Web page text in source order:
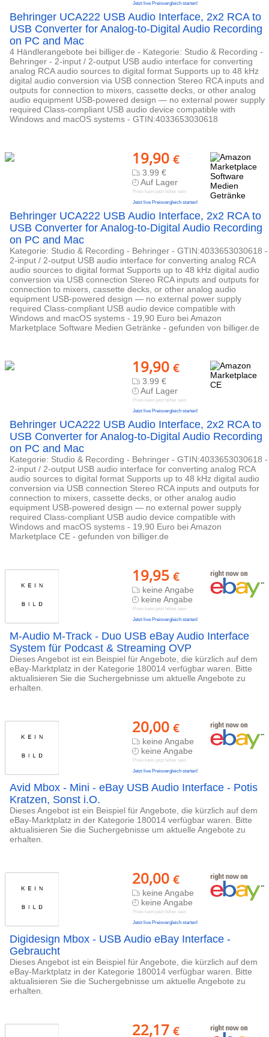
Jetzt live Preisvergleich starten!
Behringer UCA222 USB Audio Interface, 2x2 RCA to
USB Converter for Analog-to-Digital Audio Recording
on PC and Mac
4 Händlerangebote bei billiger.de - Kategorie: Studio & Recording -
Behringer - 2-input / 2-output USB audio interface for converting
analog RCA audio sources to digital format Supports up to 48 kHz
digital audio conversion via USB connection Stereo RCA inputs and
outputs for connection to mixers, cassette decks, or other analog
audio equipment USB-powered design — no external power supply
required Class-compliant USB audio device compatible with
Windows and macOS systems - GTIN:4033653030618
19,90 €
3.99 €
Auf Lager
Preis kann jetzt höher sein
Jetzt live Preisvergleich starten!
Behringer UCA222 USB Audio Interface, 2x2 RCA to
USB Converter for Analog-to-Digital Audio Recording
on PC and Mac
Kategorie: Studio & Recording - Behringer - GTIN:4033653030618 -
2-input / 2-output USB audio interface for converting analog RCA
audio sources to digital format Supports up to 48 kHz digital audio
conversion via USB connection Stereo RCA inputs and outputs for
connection to mixers, cassette decks, or other analog audio
equipment USB-powered design — no external power supply
required Class-compliant USB audio device compatible with
Windows and macOS systems - 19,90 Euro bei Amazon
Marketplace Software Medien Getränke - gefunden von billiger.de
19,90 €
3.99 €
Auf Lager
Preis kann jetzt höher sein
Jetzt live Preisvergleich starten!
Behringer UCA222 USB Audio Interface, 2x2 RCA to
USB Converter for Analog-to-Digital Audio Recording
on PC and Mac
Kategorie: Studio & Recording - Behringer - GTIN:4033653030618 -
2-input / 2-output USB audio interface for converting analog RCA
audio sources to digital format Supports up to 48 kHz digital audio
conversion via USB connection Stereo RCA inputs and outputs for
connection to mixers, cassette decks, or other analog audio
equipment USB-powered design — no external power supply
required Class-compliant USB audio device compatible with
Windows and macOS systems - 19,90 Euro bei Amazon
Marketplace CE - gefunden von billiger.de
19,95 €
keine Angabe
keine Angabe
Preis kann jetzt höher sein
Jetzt live Preisvergleich starten!
M-Audio M-Track - Duo USB eBay Audio Interface
System für Podcast & Streaming OVP
Dieses Angebot ist ein Beispiel für Angebote, die kürzlich auf dem
eBay-Marktplatz in der Kategorie 180014 verfügbar waren. Bitte
aktualisieren Sie die Suchergebnisse um aktuelle Angebote zu
erhalten.
20,00 €
keine Angabe
keine Angabe
Preis kann jetzt höher sein
Jetzt live Preisvergleich starten!
Avid Mbox - Mini - eBay USB Audio Interface - Potis
Kratzen, Sonst i.O.
Dieses Angebot ist ein Beispiel für Angebote, die kürzlich auf dem
eBay-Marktplatz in der Kategorie 180014 verfügbar waren. Bitte
aktualisieren Sie die Suchergebnisse um aktuelle Angebote zu
erhalten.
20,00 €
keine Angabe
keine Angabe
Preis kann jetzt höher sein
Jetzt live Preisvergleich starten!
Digidesign Mbox - USB Audio eBay Interface -
Gebraucht
Dieses Angebot ist ein Beispiel für Angebote, die kürzlich auf dem
eBay-Marktplatz in der Kategorie 180014 verfügbar waren. Bitte
aktualisieren Sie die Suchergebnisse um aktuelle Angebote zu
erhalten.
22,17 €